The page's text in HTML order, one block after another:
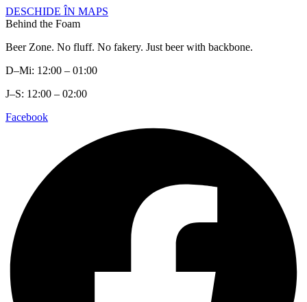
DESCHIDE ÎN MAPS
Behind the Foam
Beer Zone. No fluff. No fakery. Just beer with backbone.
D–Mi: 12:00 – 01:00
J–S: 12:00 – 02:00
Facebook